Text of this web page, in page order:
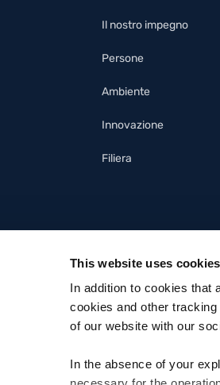
This website uses cookies
In addition to cookies that
cookies and other
of our website with our
In the absence of your
Il nostro impegno
Persone
Ambiente
Innovazione
Filiera